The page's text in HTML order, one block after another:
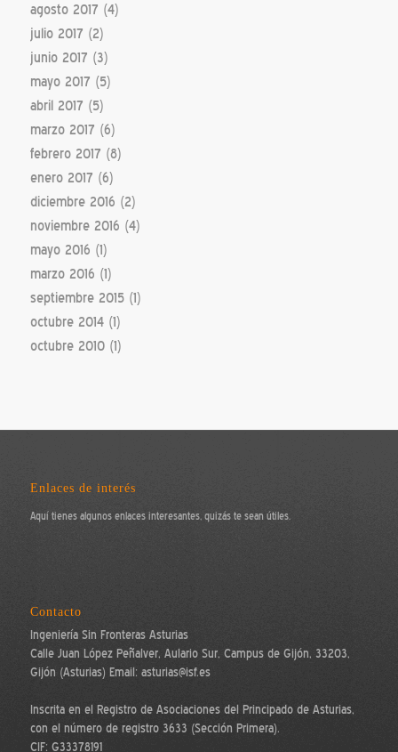
agosto 2017 (4)
julio 2017 (2)
junio 2017 (3)
mayo 2017 (5)
abril 2017 (5)
marzo 2017 (6)
febrero 2017 (8)
enero 2017 (6)
diciembre 2016 (2)
noviembre 2016 (4)
mayo 2016 (1)
marzo 2016 (1)
septiembre 2015(1)
octubre 2014(1)
octubre 2010(1)
Enlaces de interés
Aquí tienes algunos enlaces interesantes, quizás te sean útiles.
Contacto
Ingeniería Sin Fronteras Asturias
Calle Juan López Peñalver, Aulario Sur, Campus de Gijón, 33203,
Gijón (Asturias) Email: asturias@isf.es
Inscrita en el Registro de Asociaciones del Principado de Asturias,
con el número de registro 3633 (Sección Primera).
CIF: G33378191